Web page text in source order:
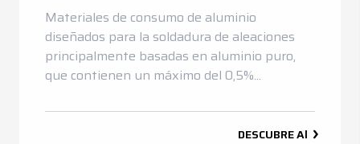
EN ES FR IT
Materiales de consumo de aluminio
diseñados para la soldadura de aleaciones
principalmente basadas en aluminio puro,
que contienen un máximo del 0,5%...
DESCUBREAl